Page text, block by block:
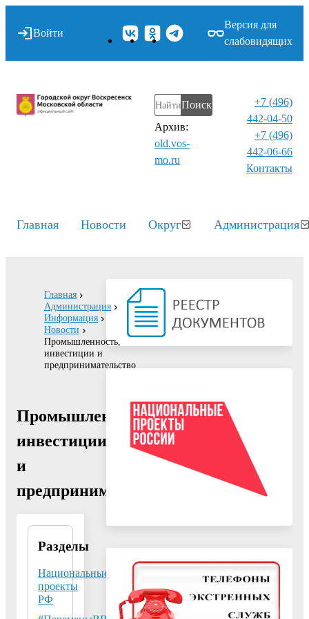
Войти
Версия для
слабовидящих
Поиск
Архив:
old.vos-
mo.ru
+7 (496)
442-04-50
+7 (496)
442-06-66
Контакты⁠
Главная Новости Округ Администрация
Главная
Администрация
Информация
Новости
Промышленность,
инвестиции и
предпринимательство
Промышленность,
инвестиции
и
предпринимательство
Разделы
Национальные
проекты
РФ
Филиал
«ВМУ»
получил
премию